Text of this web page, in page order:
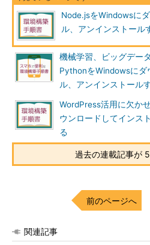
Node.jsをWindowsに
ル、アンインストール
機械学習、ビッグデー
PythonをWindowsにダ
ル、アンインストール
WordPress活用に欠か
ウンロードしてインス
る
過去の連載記事が
前のページへ
関連記事